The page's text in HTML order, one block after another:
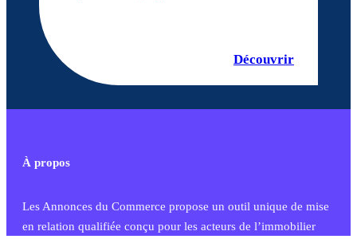
Découvrir
À propos
Les Annonces du Commerce propose un outil unique de mise
en relation qualifiée conçu pour les acteurs de l’immobilier